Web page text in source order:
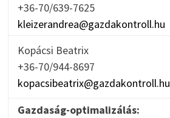
+36-70/639-7625
kleizerandrea@gazdakontroll.hu
Kopácsi Beatrix
+36-70/944-8697
kopacsibeatrix@gazdakontroll.hu
Gazdaság-optimalizálás: